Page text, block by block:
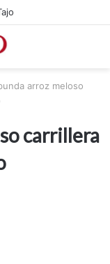
arroz meloso
carrillera